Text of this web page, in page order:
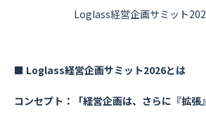
Loglass経営企画サミット
■ Loglass経営企画サミット2026とは
コンセプト：「経営企画は、さらに『拡張